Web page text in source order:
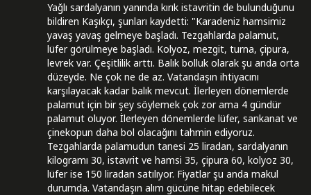
Yağlı sardalyanın yanında kırık istavritin de bulunduğunu
bildiren Kaşıkçı, şunları kaydetti: "Karadeniz hamsimiz
yavaş yavaş gelmeye başladı. Tezgahlarda palamut,
lüfer görülmeye başladı. Kolyoz, mezgit, turna, çipura,
levrek var. Çeşitlilik arttı. Balık bolluk olarak şu anda orta
düzeyde. Ne çok ne de az. Vatandaşın ihtiyacını
karşılayacak kadar balık mevcut. İlerleyen dönemlerde
palamut için bir şey söylemek çok zor ama 4 gündür
palamut oluyor. İlerleyen dönemlerde lüfer, sarıkanat ve
çinekopun daha bol olacağını tahmin ediyoruz.
Tezgahlarda palamudun tanesi 25 liradan, sardalyanın
kilogramı 30, istavrit ve hamsi 35, çipura 60, kolyoz 30,
lüfer ise 150 liradan satılıyor. Fiyatlar şu anda makul
durumda. Vatandaşın alım gücüne hitap edebilecek